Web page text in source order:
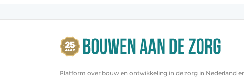
Algemene voorwaarden
Platform over bouw en ontwikkeling in de zorg in Nederland